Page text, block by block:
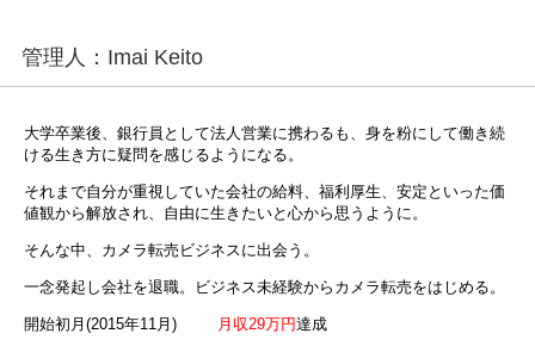
管理人：Imai Keito
大学卒業後、銀行員として法人営業に携わるも、身を粉にして働き続
ける生き方に疑問を感じるようになる。
それまで自分が重視していた会社の給料、福利厚生、安定といった価
値観から解放され、自由に生きたいと心から思うように。
そんな中、カメラ転売ビジネスに出会う。
一念発起し会社を退職。ビジネス未経験からカメラ転売をはじめる。
開始初月(2015年11月) 月収29万円達成